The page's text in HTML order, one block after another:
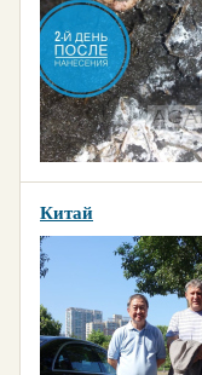
Китай